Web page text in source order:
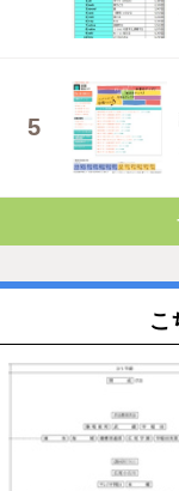
こ